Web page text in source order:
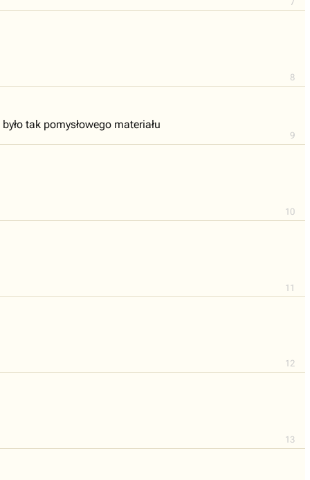
8
9
tak pomysłowego materiału
10
11
12
13